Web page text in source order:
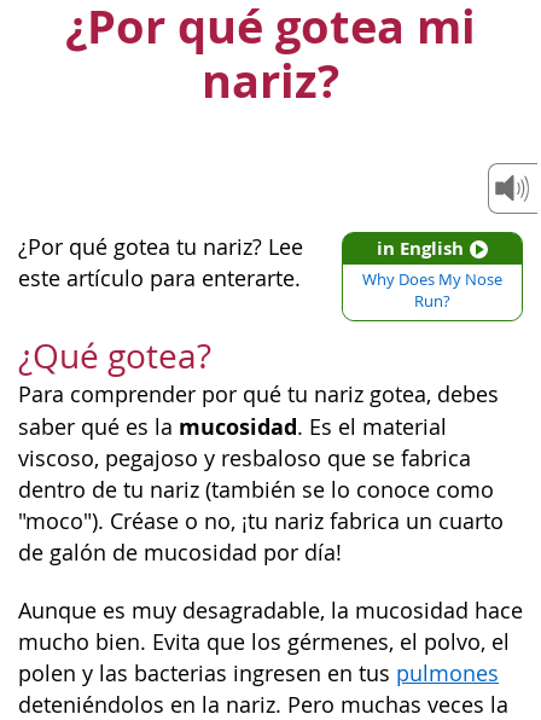
¿Por qué gotea mi
nariz?
in English
Why Does My Nose
Run?
¿Por qué gotea tu nariz? Lee
este artículo para enterarte.
¿Qué gotea?
Para comprender por qué tu nariz gotea, debes
saber qué es la mucosidad. Es el material
viscoso, pegajoso y resbaloso que se fabrica
dentro de tu nariz (también se lo conoce como
"moco"). Créase o no, ¡tu nariz fabrica un cuarto
de galón de mucosidad por día!
Aunque es muy desagradable, la mucosidad hace
mucho bien. Evita que los gérmenes, el polvo, el
polen y las bacterias ingresen en tus pulmones
deteniéndolos en la nariz. Pero muchas veces la